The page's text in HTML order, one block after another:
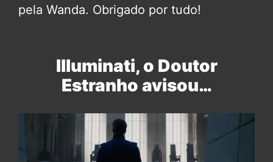
pela Wanda. Obrigado por tudo!
Illuminati, o Doutor
Estranho avisou…